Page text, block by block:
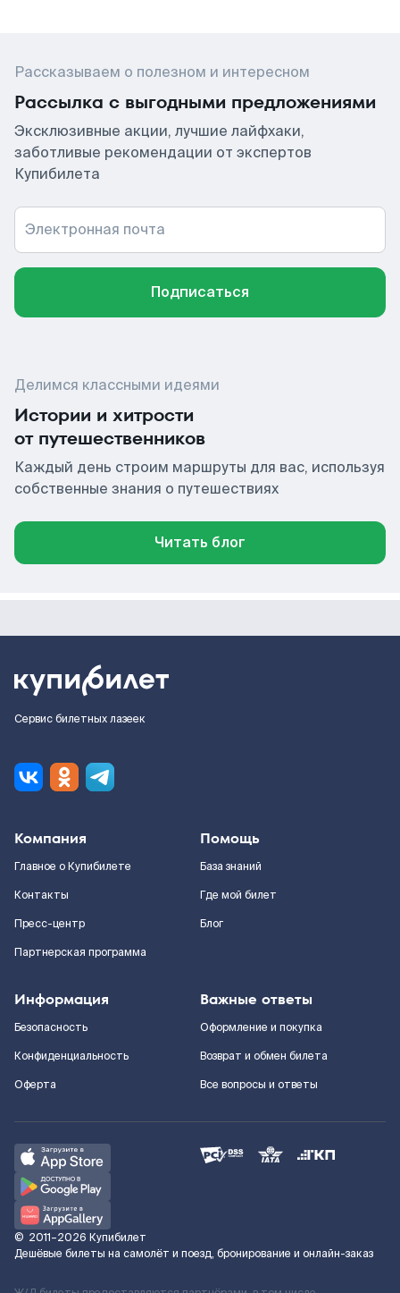
Рассказываем о полезном и интересном
Рассылка с выгодными предложениями
Эксклюзивные акции, лучшие лайфхаки,
заботливые рекомендации от экспертов
Купибилета
Электронная почта
Подписаться
Делимся классными идеями
Истории и хитрости
от путешественников
Каждый день строим маршруты для вас, используя
собственные знания о путешествиях
Читать блог
Сервис билетных лазеек
Компания
Главное о Купибилете
Контакты
Пресс-центр
Партнерская программа
Помощь
База знаний
Где мой билет
Блог
Информация
Безопасность
Конфиденциальность
Оферта
Важные ответы
Оформление и покупка
Возврат и обмен билета
Все вопросы и ответы
© 2011–2026 Купибилет
Дешёвые билеты на самолёт и поезд, бронирование и онлайн-заказ